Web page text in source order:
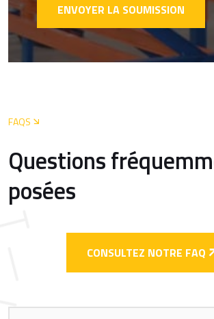
ENVOYER LA SOUMISSION
FAQS
Questions
posées
CONSULTEZ NOTRE FAQ